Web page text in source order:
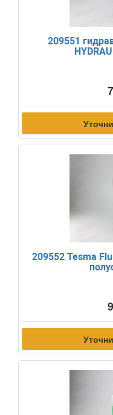
209551
209552 Tesma